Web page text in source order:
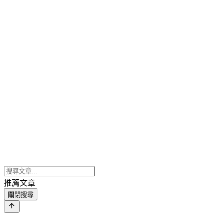
推薦文章
關閉搜尋